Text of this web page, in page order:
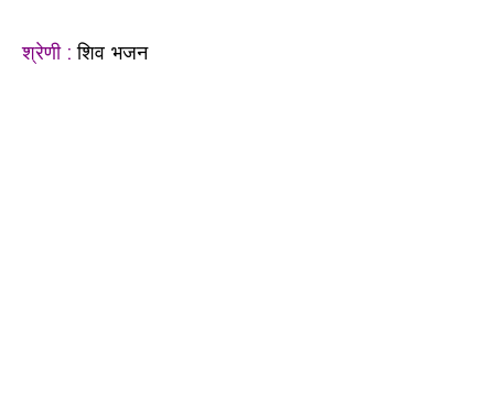
श्रेणी :शिव भजन